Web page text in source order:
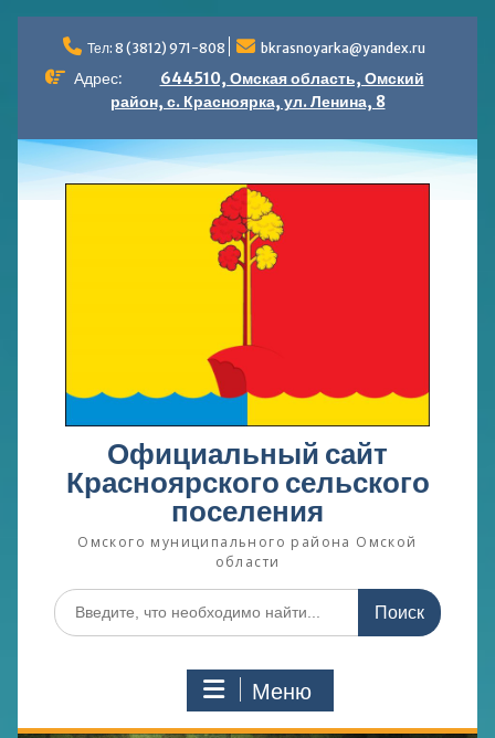
содержимому
Тел: 8 (3812) 971-808 bkrasnoyarka@yandex.ru
Адрес:
644510, Омская область, Омский
район, с. Красноярка, ул. Ленина, 8
Официальный сайт
Красноярского сельского
поселения
Омского муниципального района Омской
области
Поиск
по:
Меню